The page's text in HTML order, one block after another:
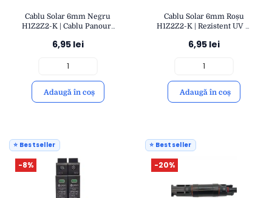
Cablu Solar 6mm Negru
H1Z2Z2-K | Cablu Panouri
Eficient și Durabil
6,95 lei
Adaugă în coș
Cablu Solar 6mm Roșu
H1Z2Z2-K | Rezistent UV și
Fotovoltaice Durabile |
6,95 lei
Adaugă în coș
⭐ Bestseller
-8%
⭐ Bestseller
-20%